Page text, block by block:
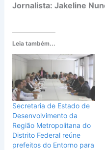
Jornalista: Jakeline
Leia também...
Secretaria de Estado de
Desenvolvimento da
Região Metropolitana do
Distrito Federal reúne
prefeitos do Entorno para